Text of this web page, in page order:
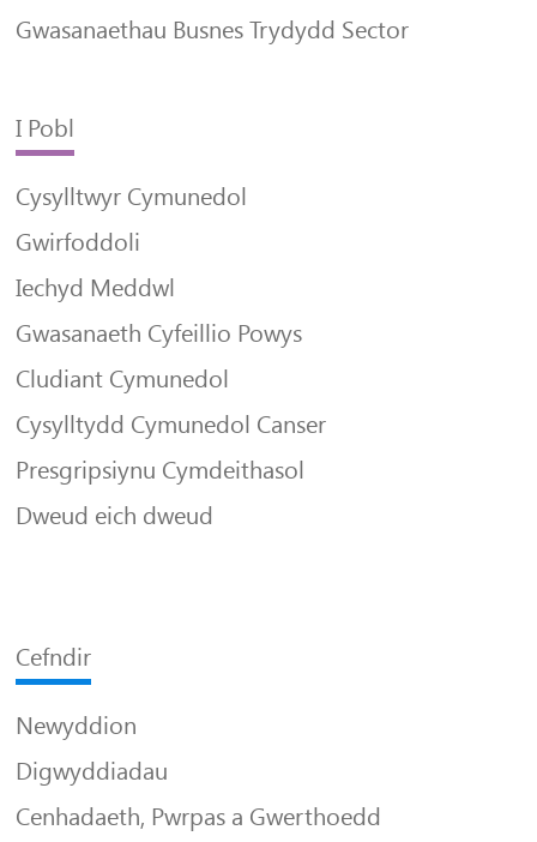
Gwasanaethau Busnes Trydydd Sector
I Pobl
Cysylltwyr Cymunedol
Gwirfoddoli
Iechyd Meddwl
Gwasanaeth Cyfeillio Powys
Cludiant Cymunedol
Cysylltydd Cymunedol Canser
Presgripsiynu Cymdeithasol
Dweud eich dweud
Cefndir
Newyddion
Digwyddiadau
Cenhadaeth, Pwrpas a Gwerthoedd